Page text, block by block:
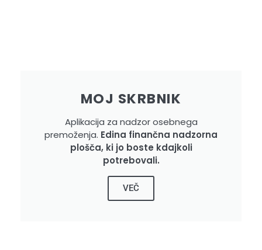
MOJ SKRBNIK
Aplikacija za nadzor osebnega
premoženja. Edina finančna nadzorna
plošča, ki jo boste kdajkoli
potrebovali.
VEČ